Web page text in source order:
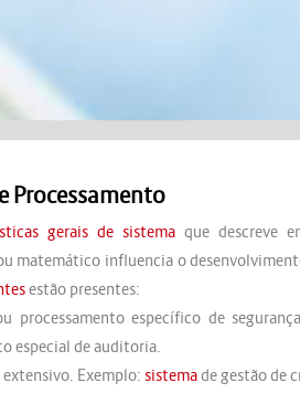
Processamento
gerais de sistema que descreve
matemático influencia o
estão presentes:
processamento específico de
especial de auditoria.
Exemplo: sistemade gestão de